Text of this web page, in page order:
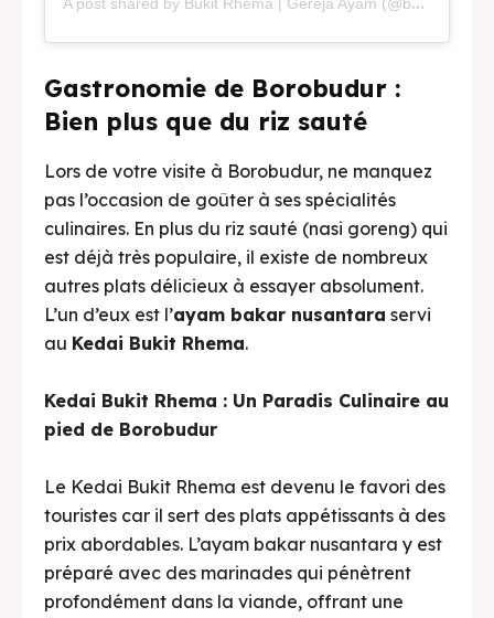
Gastronomie de Borobudur :
Bien plus que du riz sauté
Lors de votre visite à Borobudur, ne manquez
pas l’occasion de goûter à ses spécialités
culinaires. En plus du riz sauté (nasi goreng) qui
est déjà très populaire, il existe de nombreux
autres plats délicieux à essayer absolument.
L’un d’eux est l’ayam bakar nusantara servi
au Kedai Bukit Rhema.
Kedai Bukit Rhema : Un Paradis Culinaire au
pied de Borobudur
Le Kedai Bukit Rhema est devenu le favori des
touristes car il sert des plats appétissants à des
prix abordables. L’ayam bakar nusantara y est
préparé avec des marinades qui pénètrent
profondément dans la viande, offrant une